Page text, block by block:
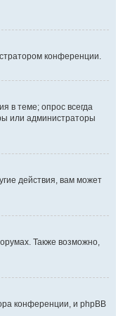
конференции.
в теме; опрос всегда
или администраторы
действия, вам может
Также возможно,
конференции, и phpBB